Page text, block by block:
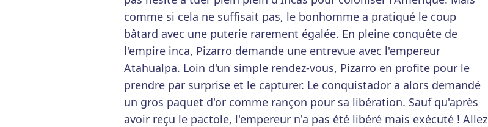
comme si cela ne suffisait pas, le bonhomme a pratiqué le coup
bâtard avec une puterie rarement égalée. En pleine conquête de
l'empire inca, Pizarro demande une entrevue avec l'empereur
Atahualpa. Loin d'un simple rendez-vous, Pizarro en profite pour le
prendre par surprise et le capturer. Le conquistador a alors demandé
un gros paquet d'or comme rançon pour sa libération. Sauf qu'après
avoir reçu le pactole, l'empereur n'a pas été libéré mais exécuté ! Allez